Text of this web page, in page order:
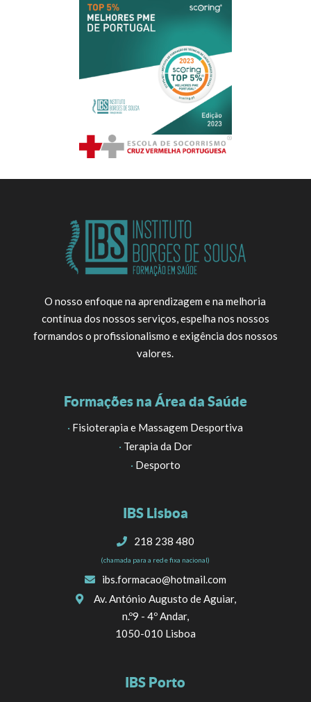
O nosso enfoque na aprendizagem e na melhoria
contínua dos nossos serviços, espelha nos nossos
formandos o profissionalismo e exigência dos nossos
valores.
Formações na Área da Saúde
· Fisioterapia e Massagem Desportiva
· Terapia da Dor
· Desporto
IBS Lisboa
218 238 480
(chamada para a rede fixa nacional)
ibs.formacao@hotmail.com
Av. António Augusto de Aguiar,
n.º9 - 4º Andar,
1050-010 Lisboa
IBS Porto